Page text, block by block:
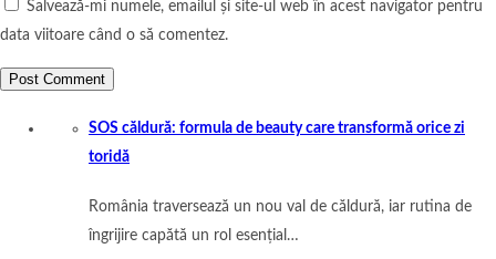
Salvează-mi numele, emailul și site-ul web în acest navigator pentru
data viitoare când o să comentez.
SOS căldură: formula de beauty care transformă orice zi
toridă
România traversează un nou val de căldură, iar rutina de
îngrijire capătă un rol esențial…